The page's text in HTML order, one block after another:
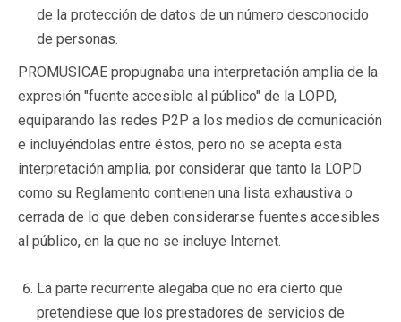
de la protección de datos de un número desconocido
de personas.
PROMUSICAE propugnaba una interpretación amplia de la
expresión "fuente accesible al público" de la LOPD,
equiparando las redes P2P a los medios de comunicación
e incluyéndolas entre éstos, pero no se acepta esta
interpretación amplia, por considerar que tanto la LOPD
como su Reglamento contienen una lista exhaustiva o
cerrada de lo que deben considerarse fuentes accesibles
al público, en la que no se incluye Internet.
La parte recurrente alegaba que no era cierto que
pretendiese que los prestadores de servicios de